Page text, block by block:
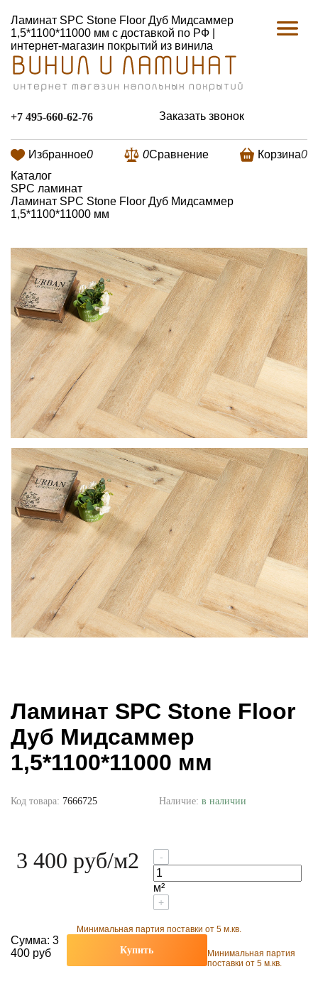
Ламинат SPC Stone Floor Дуб Мидсаммер
1,5*1100*11000 мм с доставкой по РФ |
интернет-магазин покрытий из винила
+7 495-660-62-76 Заказать звонок
Избранное0 0Сравнение Корзина0
Каталог
SPC ламинат
Ламинат SPC Stone Floor Дуб Мидсаммер
1,5*1100*11000 мм
Ламинат SPC Stone Floor
Дуб Мидсаммер
1,5*1100*11000 мм
Код товара: 7666725 Наличие: в наличии
3 400 руб/м2 -
м²
+
Минимальная партия поставки от 5 м.кв.
Сумма: 3
400 руб
Купить
Минимальная партия
поставки от 5 м.кв.